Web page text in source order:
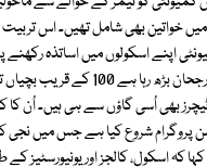
خواتین بھی شامل تھیں۔ اس
اپنے اسکولوں میں اساتذہ
اب وہاں بچیوں کی تعلیم کا رجحان
ٹیچرز بھی اُسی گاؤں سے ہی ہیں۔ اُن
پروگرام شروع کیا ہے جس میں نجی
کہ اسکول، کالجز اور یونیورسٹیز